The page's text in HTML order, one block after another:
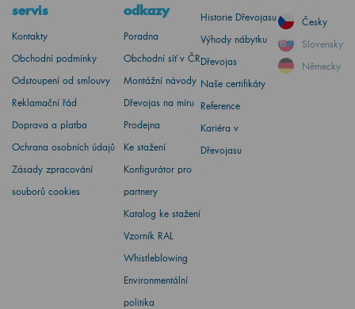
servis
Kontakty
Obchodní podmínky
Odstoupení od smlouvy
Reklamační řád
Doprava a platba
Ochrana osobních údajů
Zásady zpracování
souborů cookies
odkazy
Poradna
Obchodní síť v ČR
Montážní návody
Dřevojas na míru
Prodejna
Ke stažení
Konfigurátor pro
partnery
Katalog ke stažení
Vzorník RAL
Whistleblowing
Environmentální
politika
Historie Dřevojasu
Výhody nábytku
Dřevojas
Naše certifikáty
Reference
Kariéra v
Dřevojasu
Česky
Slovensky
Německy